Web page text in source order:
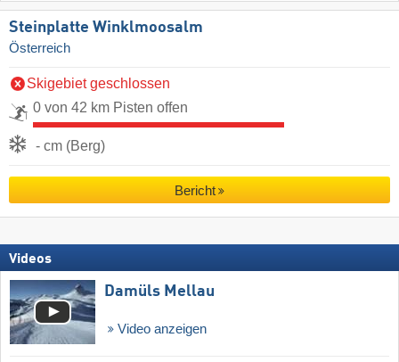
Steinplatte Winklmoosalm
Österreich
Skigebiet geschlossen
0 von 42 km Pisten offen
- cm (Berg)
Bericht
Videos
Damüls Mellau
Video anzeigen